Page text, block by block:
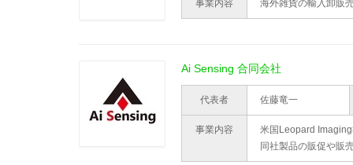
事業内容 海外雑貨の輸入卸販
Ai Sensing 合同会社
代表者 佐藤竜一
事業内容
米国Leopard
同社製品の販促や販